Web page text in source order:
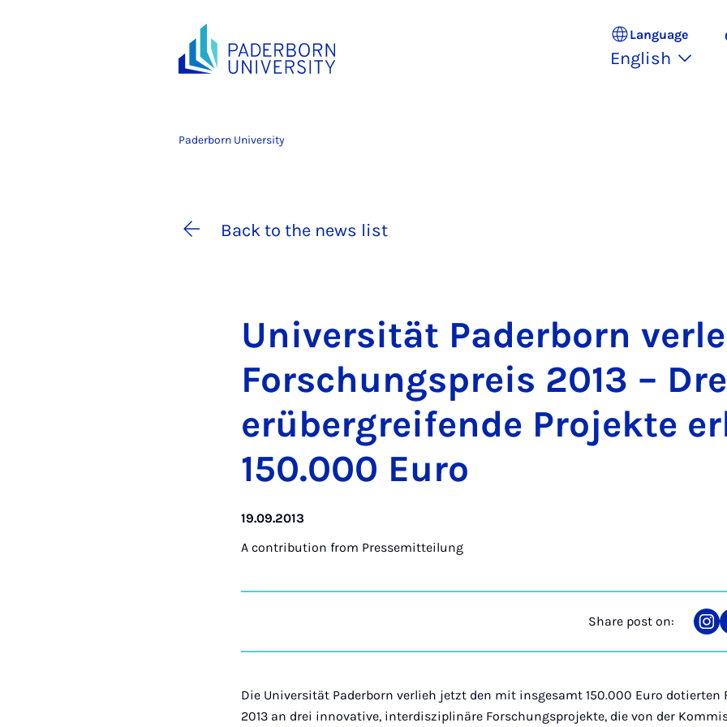
Language
English
Paderborn University
Back to the news list
Uni­versität Pader­born
Forschung­s­pre­is 2013 –
er­über­gre­ifende Pro­jekte
150.000 Euro
19.09.2013
A contribution from Pressemitteilung
Share post on:
on
Die Universität Paderborn verlieh jetzt den mit insgesamt 150.000 Euro dotierten
2013 an drei innovative, interdisziplinäre Forschungsprojekte, die von der